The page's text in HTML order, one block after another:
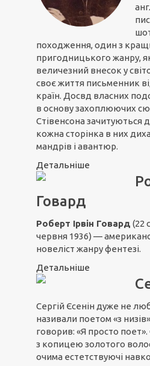
походження, один з
пригодницького жанру,
величезний внесок у
своє життя письменник
країн. Досвд власних
в основу захоплюючих
Стівенсона зачитуються
кожна сторінка в них
мандрів і авантюр.
Детальніше
Говард
Роберт Ірвін Говард (22
червня 1936) —
новеліст жанру фентезі.
Детальніше
Сергій Єсенін дуже не
називали поетом «з
говорив: «Я просто
з копицею золотого
очима естетствуючі